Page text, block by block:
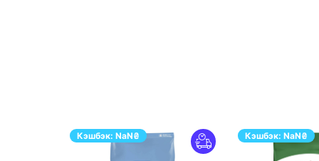
Кэшбэк: NaN₴ Кэшбэк: NaN₴